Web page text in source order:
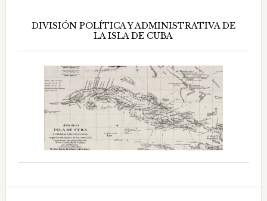
DIVISIÓN POLÍTICA Y ADMINISTRATIVA DE
LA ISLA DE CUBA